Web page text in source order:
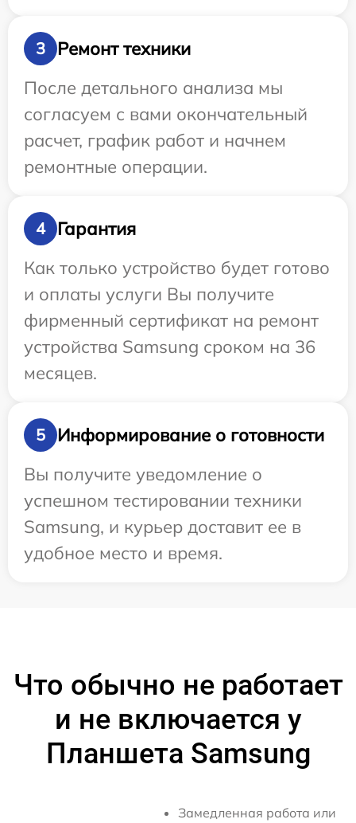
3
Ремонт техники
После детального анализа мы
согласуем с вами окончательный
расчет, график работ и начнем
ремонтные операции.
4
Гарантия
Как только устройство будет готово
и оплаты услуги Вы получите
фирменный сертификат на ремонт
устройства Samsung сроком на 36
месяцев.
5
Информирование о готовности
Вы получите уведомление о
успешном тестировании техники
Samsung, и курьер доставит ее в
удобное место и время.
Что обычно не работает
и не включается у
Планшета Samsung
Замедленная работа или